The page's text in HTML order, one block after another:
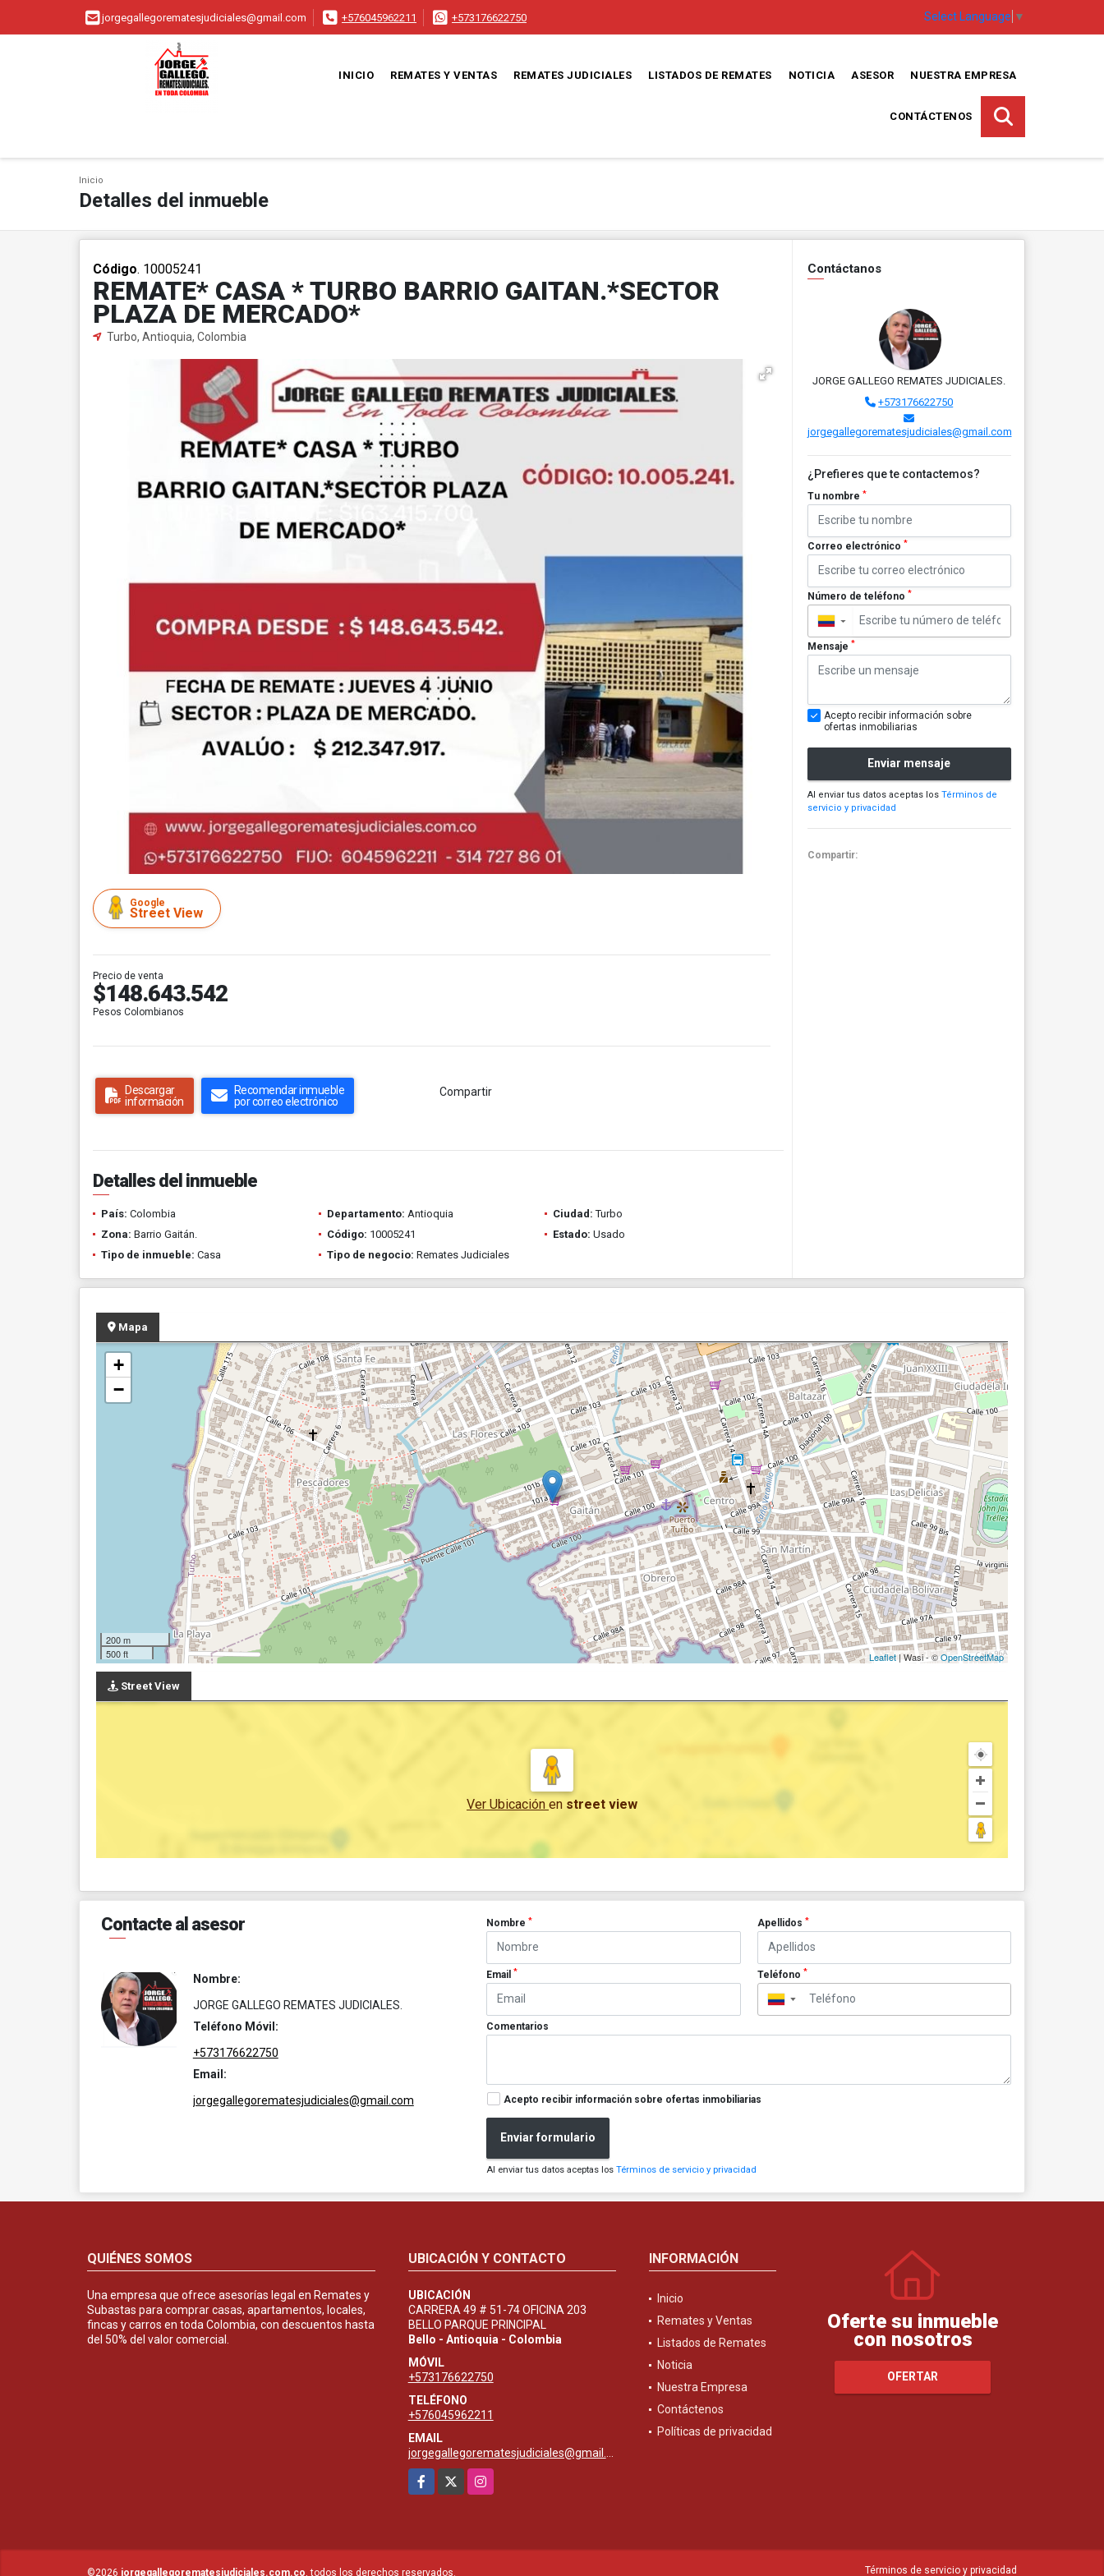
jorgegallegorematesjudiciales@gmail.com +576045962211 +573176622750 Select Language ▼
INICIO REMATES Y VENTAS REMATES JUDICIALES LISTADOS DE REMATES NOTICIA ASESOR NUESTRA EMPRESA
CONTÁCTENOS
Inicio
Detalles del inmueble
Código. 10005241
REMATE* CASA * TURBO BARRIO GAITAN.*SECTOR
PLAZA DE MERCADO*
Turbo, Antioquia, Colombia
Google
Street View
Precio de venta
$148.643.542
Pesos Colombianos
Descargar
información
Recomendar inmueble
por correo electrónico
Compartir
Detalles del inmueble
País: Colombia Departamento: Antioquia Ciudad: Turbo
Zona: Barrio Gaitán. Código: 10005241 Estado: Usado
Tipo de inmueble: Casa Tipo de negocio: Remates Judiciales
Contáctanos
JORGE GALLEGO REMATES JUDICIALES.
+573176622750
jorgegallegorematesjudiciales@gmail.com
¿Prefieres que te contactemos?
Tu nombre *
Correo electrónico *
Número de teléfono *
▼
Mensaje *
Acepto recibir información sobre
ofertas inmobiliarias
Enviar mensaje
Al enviar tus datos aceptas los Términos de
servicio y privacidad
Compartir:
Mapa
+
−
200 m
500 ft
Leaflet | Wasi - ©OpenStreetMap
Street View
Ver Ubicación en street view
Contacte al asesor
Nombre:
JORGE GALLEGO REMATES JUDICIALES.
Teléfono Móvil:
+573176622750
Email:
jorgegallegorematesjudiciales@gmail.com
Nombre* Apellidos *
Email* Teléfono *
▼
Comentarios
Acepto recibir información sobre ofertas inmobiliarias
Enviar formulario
Al enviar tus datos aceptas losTérminos de servicio y privacidad
QUIÉNES SOMOS
Una empresa que ofrece asesorías legal en Remates y
Subastas para comprar casas, apartamentos, locales,
fincas y carros en toda Colombia, con descuentos hasta
del 50% del valor comercial.
UBICACIÓN Y CONTACTO
UBICACIÓN
CARRERA 49 # 51-74 OFICINA 203
BELLO PARQUE PRINCIPAL
Bello - Antioquia - Colombia
MÓVIL
+573176622750
TELÉFONO
+576045962211
EMAIL
jorgegallegorematesjudiciales@gmail.com
Facebook
Instagram
INFORMACIÓN
Inicio
Remates y Ventas
Listados de Remates
Noticia
Nuestra Empresa
Contáctenos
Políticas de privacidad
Oferte su inmueble
con nosotros
OFERTAR
©2026 jorgegallegorematesjudiciales.com.co, todos los derechos reservados. Términos de servicio y privacidad